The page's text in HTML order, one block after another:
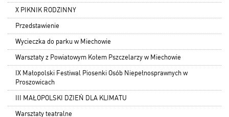
X PIKNIK RODZINNY
Przedstawienie
Wycieczka do parku w Miechowie
Warsztaty z Powiatowym Kołem Pszczelarzy w Miechowie
IX Małopolski Festiwal Piosenki Osób Niepełnosprawnych w
Proszowicach
III MAŁOPOLSKI DZIEŃ DLA KLIMATU
Warsztaty teatralne